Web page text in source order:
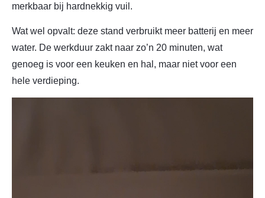
merkbaar bij hardnekkig vuil.
Wat wel opvalt: deze stand verbruikt meer batterij en meer
water. De werkduur zakt naar zo’n 20 minuten, wat
genoeg is voor een keuken en hal, maar niet voor een
hele verdieping.